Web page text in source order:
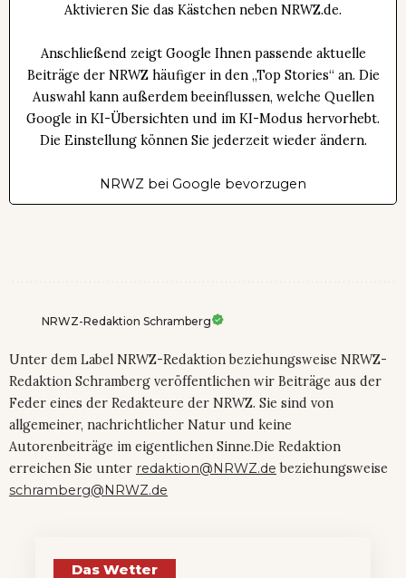
Aktivieren Sie das Kästchen neben NRWZ.de.
Anschließend zeigt Google Ihnen passende aktuelle
Beiträge der NRWZ häufiger in den „Top Stories“ an. Die
Auswahl kann außerdem beeinflussen, welche Quellen
Google in KI-Übersichten und im KI-Modus hervorhebt.
Die Einstellung können Sie jederzeit wieder ändern.
NRWZ bei Google bevorzugen
NRWZ-Redaktion Schramberg
Unter dem Label NRWZ-Redaktion beziehungsweise NRWZ-
Redaktion Schramberg veröffentlichen wir Beiträge aus der
Feder eines der Redakteure der NRWZ. Sie sind von
allgemeiner, nachrichtlicher Natur und keine
Autorenbeiträge im eigentlichen Sinne.Die Redaktion
erreichen Sie unter redaktion@NRWZ.de beziehungsweise
schramberg@NRWZ.de
Das Wetter